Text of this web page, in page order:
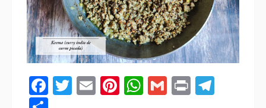
Facebook
Twitter
EmailPinterest
WhatsApp
Gmail
Print